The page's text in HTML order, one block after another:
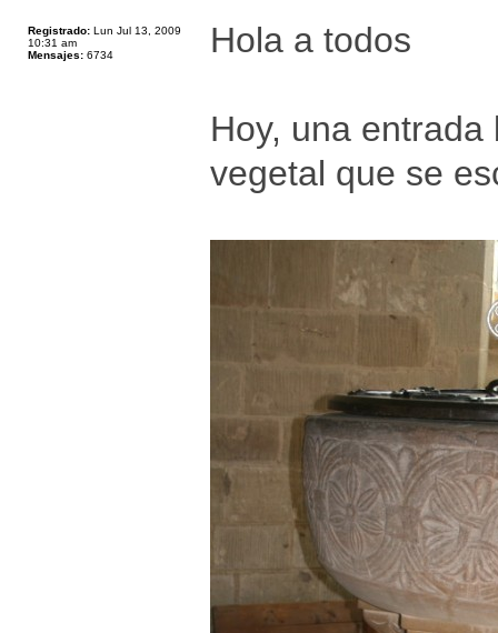
Registrado: Lun Jul 13, 2009
10:31 am
Mensajes: 6734 Hola a todos
Hoy, una
vegetal que se